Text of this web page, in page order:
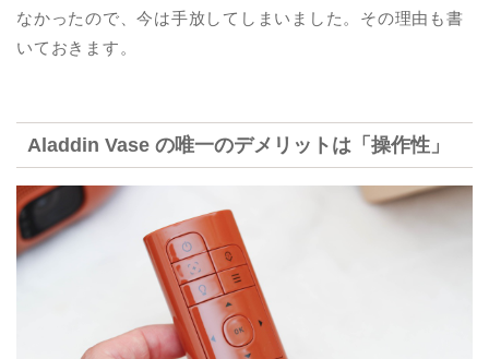
なかったので、今は手放してしまいました。その理由も書
いておきます。
Aladdin Vase の唯一のデメリットは「操作性」